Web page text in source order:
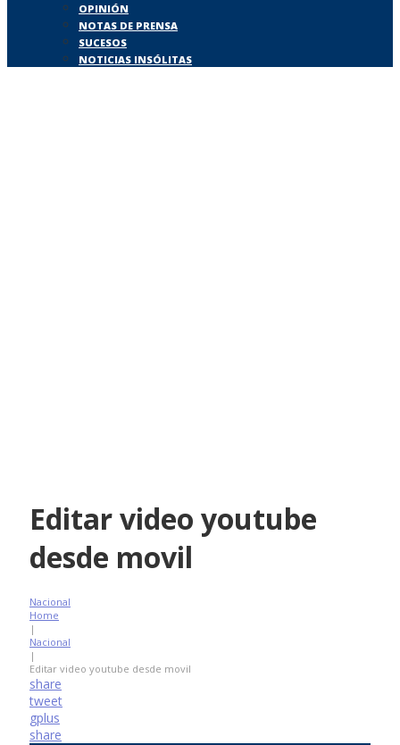
OPINIÓN
NOTAS DE PRENSA
SUCESOS
NOTICIAS INSÓLITAS
Editar video youtube
desde movil
Nacional
Home
|
Nacional
|
Editar video youtube desde movil
share
tweet
gplus
share